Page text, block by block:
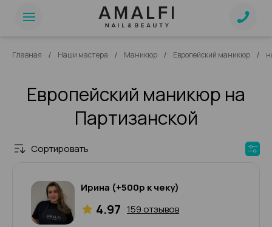
Главная / Наши мастера / Маникюр / Европейский маникюр /
Европейский маникюр на
Партизанской
Сортировать
Ирина (+500р к чеку)
4.97 159 отзывов